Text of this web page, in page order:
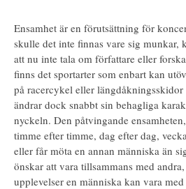
Ensamhet är en förutsättning för
skulle det inte finnas vare sig munkar,
att nu inte tala om författare eller
finns det sportarter som enbart kan
på racercykel eller
ändrar dock snabbt sin behagliga
nyckeln. Den påtvingande
timme efter timme, dag efter dag,
eller får möta en annan människa än
önskar att vara tillsammans med
upplevelser en människa kan vara